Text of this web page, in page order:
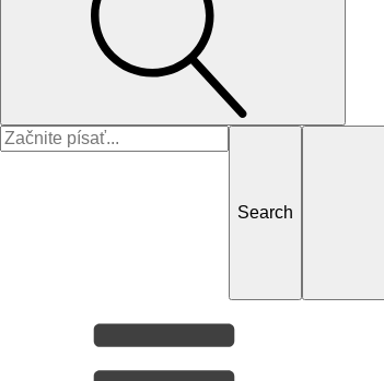
Search
for